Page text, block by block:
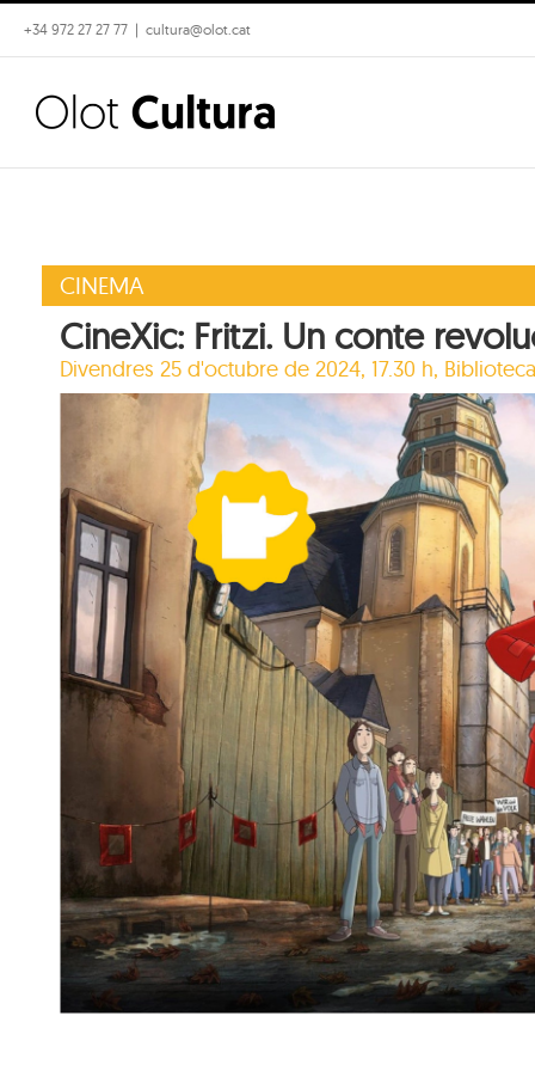
Skip
to
content
+34 972 27 27 77 | cultura@olot.cat
CINEMA
CineXic: Fritzi. Un conte
Divendres 25 d'octubre de 2024, 17.30 h,